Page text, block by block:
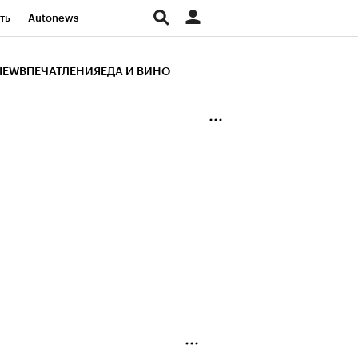
Autonews
ВПЕЧАТЛЕНИЯ ЕДА И ВИНО